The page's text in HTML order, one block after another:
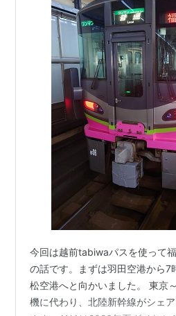
今回は越前tabiwaパスを使って
の話です。まずは羽田空港から
松空港へと向かいました。 東京
機に代わり、北陸新幹線がシェ